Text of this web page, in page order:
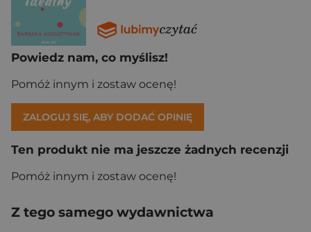
Powiedz nam, co myślisz!
Pomóż innym i zostaw ocenę!
ZALOGUJ SIĘ, ABY DODAĆ OPINIĘ
Ten produkt nie ma jeszcze żadnych recenzji
Pomóż innym i zostaw ocenę!
Z tego samego wydawnictwa